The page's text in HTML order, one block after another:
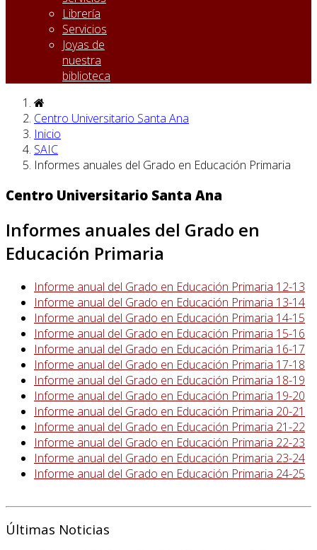
Librería
Servicios
Joyas de
nuestra
biblioteca
Centro Universitario Santa Ana
Inicio
SAIC
Informes anuales del Grado en Educación Primaria
Centro Universitario Santa Ana
Informes anuales del Grado en
Educación Primaria
Informe anual del Grado en Educación Primaria 12-13
Informe anual del Grado en Educación Primaria 13-14
Informe anual del Grado en Educación Primaria 14-15
Informe anual del Grado en Educación Primaria 15-16
Informe anual del Grado en Educación Primaria 16-17
Informe anual del Grado en Educación Primaria 17-18
Informe anual del Grado en Educación Primaria 18-19
Informe anual del Grado en Educación Primaria 19-20
Informe anual del Grado en Educación Primaria 20-21
Informe anual del Grado en Educación Primaria 21-22
Informe anual del Grado en Educación Primaria 22-23
Informe anual del Grado en Educación Primaria 23-24
Informe anual del Grado en Educación Primaria 24-25
Últimas Noticias